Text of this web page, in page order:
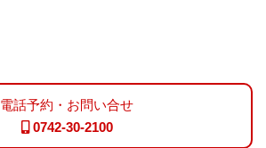
電話予約・お問い合せ
0742-30-2100